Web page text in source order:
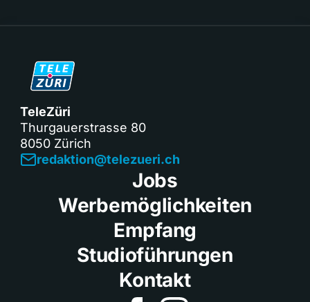
TeleZüri
Thurgauerstrasse 80
8050 Zürich
redaktion@telezueri.ch
Jobs
Werbemöglichkeiten
Empfang
Studioführungen
Kontakt